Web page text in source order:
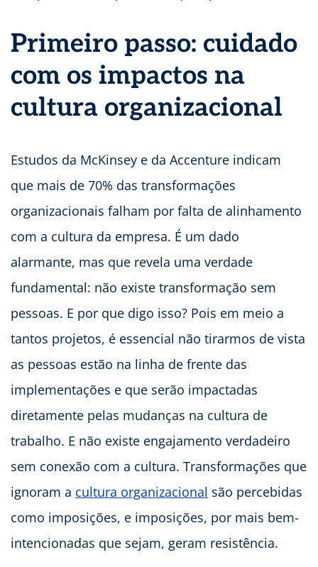
Primeiro passo: cuidado
com os impactos na
cultura organizacional
Estudos da McKinsey e da Accenture indicam
que mais de 70% das transformações
organizacionais falham por falta de alinhamento
com a cultura da empresa. É um dado
alarmante, mas que revela uma verdade
fundamental: não existe transformação sem
pessoas. E por que digo isso? Pois em meio a
tantos projetos, é essencial não tirarmos de vista
as pessoas estão na linha de frente das
implementações e que serão impactadas
diretamente pelas mudanças na cultura de
trabalho. E não existe engajamento verdadeiro
sem conexão com a cultura. Transformações que
ignoram a cultura organizacional são percebidas
como imposições, e imposições, por mais bem-
intencionadas que sejam, geram resistência.